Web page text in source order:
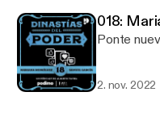
018:
Ponte
2. nov. 2022